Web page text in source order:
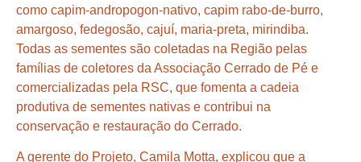
como capim-andropogon-nativo, capim rabo-de-burro,
amargoso, fedegosão, cajuí, maria-preta, mirindiba.
Todas as sementes são coletadas na Região pelas
famílias de coletores da Associação Cerrado de Pé e
comercializadas pela RSC, que fomenta a cadeia
produtiva de sementes nativas e contribui na
conservação e restauração do Cerrado.
A gerente do Projeto, Camila Motta, explicou que a